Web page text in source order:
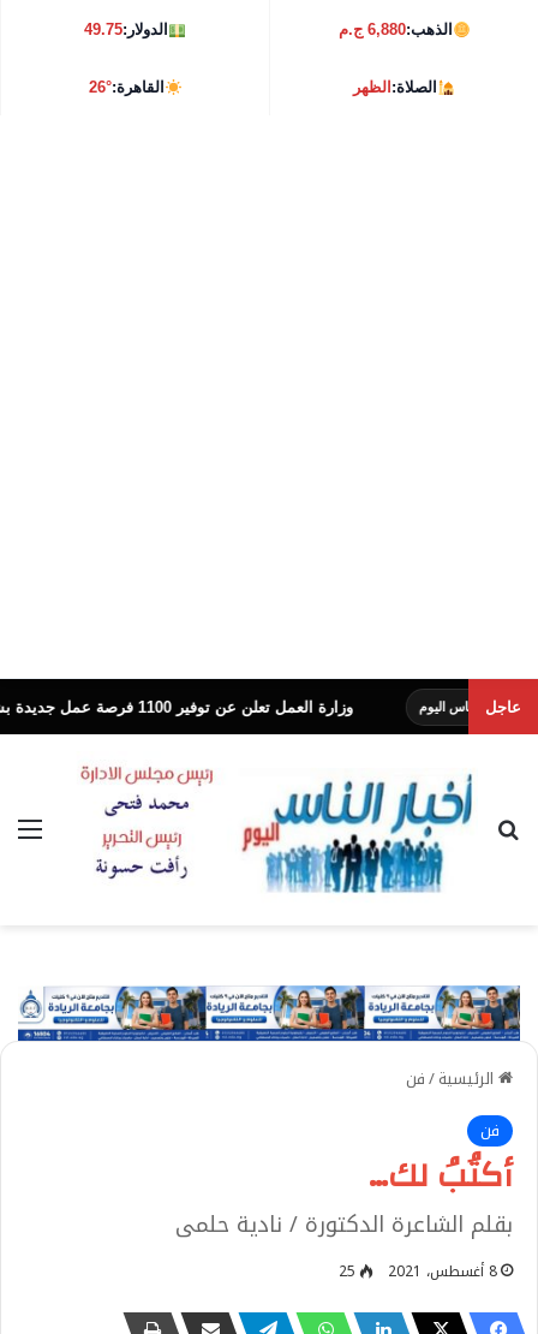
الذهب:6,880 ج.م الدولار:49.75
الصلاة:الظهر القاهرة:26°
عاجلاليوم وزارة العمل تعلن عن توفير 1100 فرصة عمل جديدة بشركة النساجون الشرقيون
بحث عن
الرئيسية/فن
فن
أكتُبُ لك…
بقلم الشاعرة الدكتورة / نادية حلمى
8 أغسطس، 2021 25